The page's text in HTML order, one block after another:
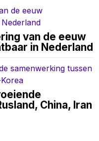
van de eeuw
in Nederland
China, Iran